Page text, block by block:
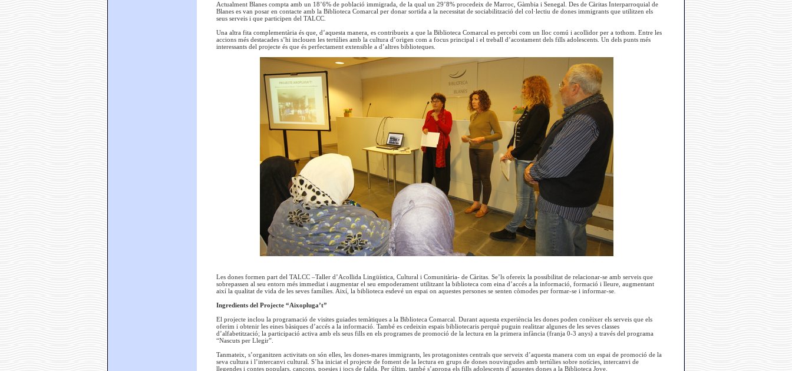
Actualment Blanes compta amb un 18’6% de població immigrada, de la qual un 29’8% procedeix de Marroc, Gàmbia i Senegal. Des de Càritas Interparroquial de
Blanes es van posar en contacte amb la Biblioteca Comarcal per donar sortida a la necessitat de sociabilització del col·lectiu de dones immigrants que utilitzen els
seus serveis i que participen del TALCC.
Una altra fita complementària és que, d’aquesta manera, es contribueix a que la Biblioteca Comarcal es percebi com un lloc comú i acollidor per a tothom. Entre les
accions més destacades s’hi inclouen les tertúlies amb la cultura d’origen com a focus principal i el treball d’acostament dels fills adolescents. Un dels punts més
interessants del projecte és que és perfectament extensible a d’altres biblioteques.
Les dones formen part del TALCC –Taller d’Acollida Lingüística, Cultural i Comunitària- de Càritas. Se’ls ofereix la possibilitat de relacionar-se amb serveis que
sobrepassen al seu entorn més immediat i augmentar el seu empoderament utilitzant la biblioteca com eina d’accés a la informació, formació i lleure, augmentant
així la qualitat de vida de les seves famílies. Així, la biblioteca esdevé un espai on aquestes persones se senten còmodes per formar-se i informar-se.
Ingredients del Projecte “Aixopluga’t”
El projecte inclou la programació de visites guiades temàtiques a la Biblioteca Comarcal. Durant aquesta experiència les dones poden conèixer els serveis que els
oferim i obtenir les eines bàsiques d’accés a la informació. També es cedeixin espais bibliotecaris perquè puguin realitzar algunes de les seves classes
d’alfabetització; la participació activa amb els seus fills en els programes de promoció de la lectura en la primera infància (franja 0-3 anys) a través del programa
“Nascuts per Llegir”.
Tanmateix, s’organitzen activitats on són elles, les dones-mares immigrants, les protagonistes centrals que serveix d’aquesta manera com un espai de promoció de la
seva cultura i l’intercanvi cultural. S’ha iniciat el projecte de foment de la lectura en grups de dones nouvingudes amb tertúlies sobre notícies, intercanvi de
llegendes i contes populars, cançons, poesies i jocs de falda. Per últim, també s’apropa els fills adolescents d’aquestes dones a la Biblioteca Jove.